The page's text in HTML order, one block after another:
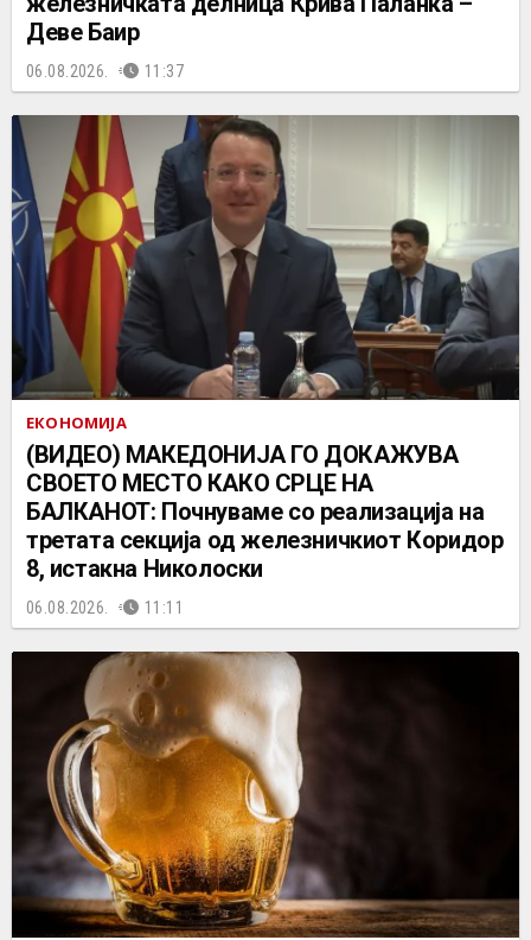
Деве Баир
06.08.2026. 11:37
ЕКОНОМИЈА
(ВИДЕО) МАКЕДОНИЈА ГО ДОКАЖУВА
СВОЕТО МЕСТО КАКО СРЦЕ НА
БАЛКАНОТ: Почнуваме со реализација на
третата секција од железничкиот Коридор
8, истакна Николоски
06.08.2026. 11:11